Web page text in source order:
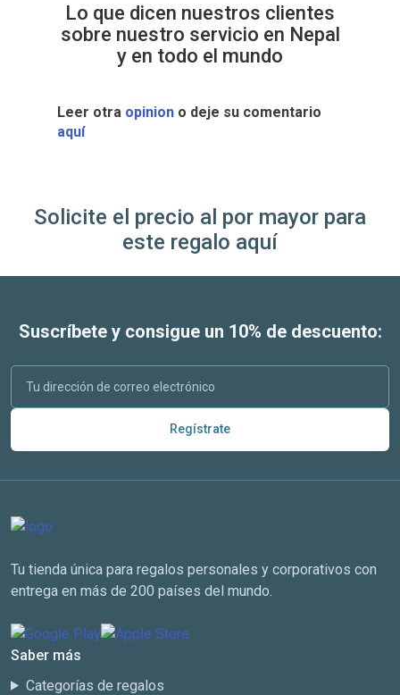
Lo que dicen nuestros clientes
sobre nuestro servicio en Nepal
y en todo el mundo
Leer otra opiniono deje su comentario
aquí
Solicite el precio al por mayor para
este regalo aquí
Suscríbete y consigue un 10% de descuento:
Regístrate
Tu tienda única para regalos personales y corporativos con
entrega en más de 200 países del mundo.
Saber más
Categorías de regalos